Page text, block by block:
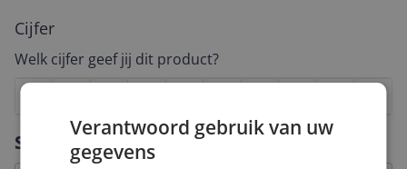
Specificaties
Cijfer
Welk cijfer geef jij dit product?
Vraag 1 van 4
Verantwoord gebruik van uw
gegevens